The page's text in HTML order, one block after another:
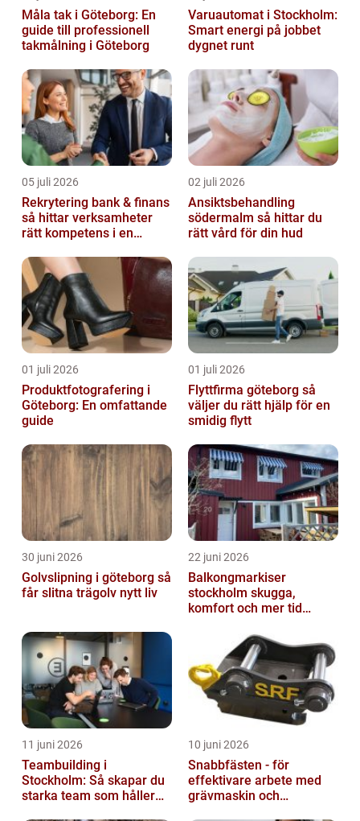
Måla tak i Göteborg: En
guide till professionell
takmålning i Göteborg
Varuautomat i Stockholm:
Smart energi på jobbet
dygnet runt
05 juli 2026
Rekrytering bank & finans
så hittar verksamheter
rätt kompetens i en
02 juli 2026
Ansiktsbehandling
södermalm så hittar du
rätt vård för din hud
01 juli 2026
Produktfotografering i
Göteborg: En omfattande
guide
01 juli 2026
Flyttfirma göteborg så
väljer du rätt hjälp för en
smidig flytt
30 juni 2026
Golvslipning i göteborg så
får slitna trägolv nytt liv
22 juni 2026
Balkongmarkiser
stockholm skugga,
komfort och mer tid
11 juni 2026
Teambuilding i
Stockholm: Så skapar du
starka team som håller
10 juni 2026
Snabbfästen - för
effektivare arbete med
grävmaskin och